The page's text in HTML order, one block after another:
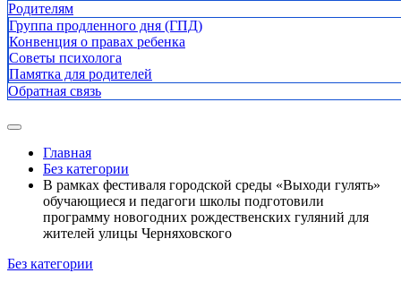
Родителям
Группа продленного дня (ГПД)
Конвенция о правах ребенка
Советы психолога
Памятка для родителей
Обратная связь
Главная
Без категории
В рамках фестиваля городской среды «Выходи гулять»
обучающиеся и педагоги школы подготовили
программу новогодних рождественских гуляний для
жителей улицы Черняховского
Без категории